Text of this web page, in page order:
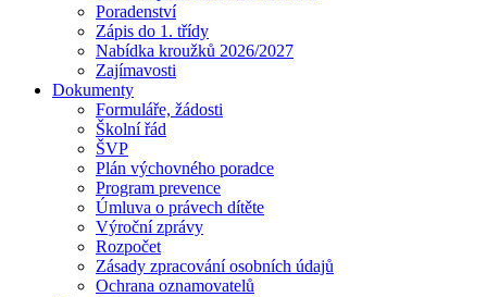
Poradenství
Zápis do 1. třídy
Nabídka kroužků 2026/2027
Zajímavosti
Dokumenty
Formuláře, žádosti
Školní řád
ŠVP
Plán výchovného poradce
Program prevence
Úmluva o právech dítěte
Výroční zprávy
Rozpočet
Zásady zpracování osobních údajů
Ochrana oznamovatelů